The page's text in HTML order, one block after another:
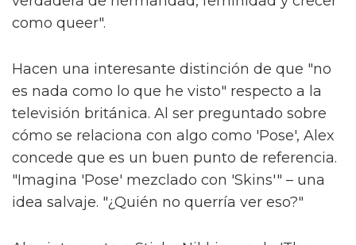
cambia su creencias o abre su mente,
entonces habremos logrado algo especial."